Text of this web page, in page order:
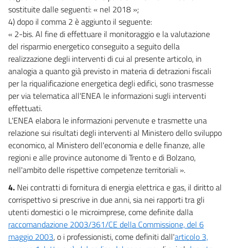
sostituite dalle seguenti: « nel 2018 »;
4) dopo il comma 2 è aggiunto il seguente:
« 2-bis. Al fine di effettuare il monitoraggio e la valutazione
del risparmio energetico conseguito a seguito della
realizzazione degli interventi di cui al presente articolo, in
analogia a quanto già previsto in materia di detrazioni fiscali
per la riqualificazione energetica degli edifici, sono trasmesse
per via telematica all'ENEA le informazioni sugli interventi
effettuati.
L'ENEA elabora le informazioni pervenute e trasmette una
relazione sui risultati degli interventi al Ministero dello sviluppo
economico, al Ministero dell'economia e delle finanze, alle
regioni e alle province autonome di Trento e di Bolzano,
nell'ambito delle rispettive competenze territoriali ».
4. Nei contratti di fornitura di energia elettrica e gas, il diritto al
corrispettivo si prescrive in due anni, sia nei rapporti tra gli
utenti domestici o le microimprese, come definite dalla
raccomandazione 2003/361/CE della Commissione, del 6
maggio 2003, o i professionisti, come definiti dall'articolo 3,